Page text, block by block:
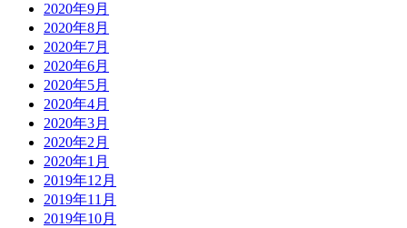
2020年9月
2020年8月
2020年7月
2020年6月
2020年5月
2020年4月
2020年3月
2020年2月
2020年1月
2019年12月
2019年11月
2019年10月